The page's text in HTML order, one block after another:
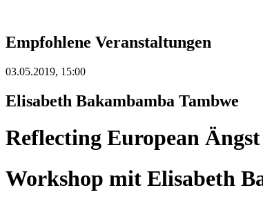
Empfohlene Veranstaltungen
03.05.2019, 15:00
Elisabeth Bakambamba Tambwe
Reflecting European Ängst
Workshop mit Elisabeth